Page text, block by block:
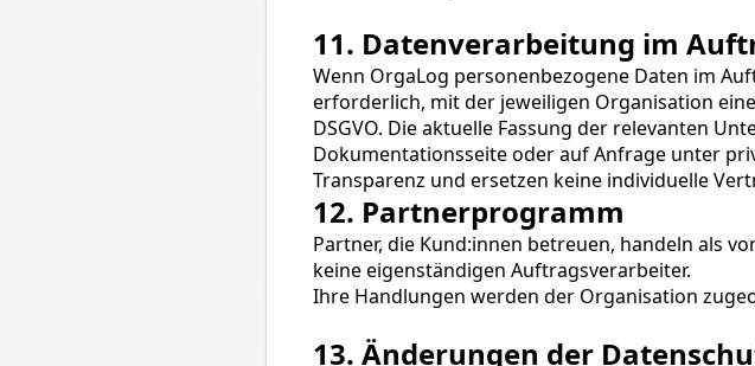
11. Datenverarbeitung im
Wenn OrgaLog personenbezogene Daten im
erforderlich, mit der jeweiligen Organisation
DSGVO. Die aktuelle Fassung der relevanten
Dokumentationsseite oder auf Anfrage unter
Transparenz und ersetzen keine individuelle
12. Partnerprogramm
Partner, die Kund:innen betreuen, handeln als
keine eigenständigen Auftragsverarbeiter.
Ihre Handlungen werden der Organisation
13. Änderungen der